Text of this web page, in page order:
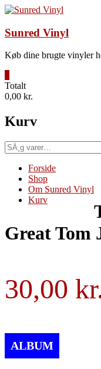
Videre
indhold
Sunred Vinyl
Køb dine brugte vinyler
Totalt
0,00 kr.
Kurv
SÃ¸g
efter:
Forside
Shop
Om Sunred Vinyl
Kurv
Great Tom
30,00